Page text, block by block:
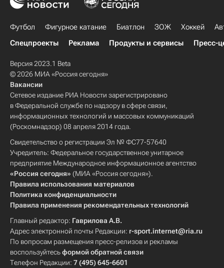
Футбол Фигурное катание Биатлон ЗОЖ Хоккей
Спецпроекты
Реклама Продукты и сервисы Пресс-
Версия 2023.1 Beta
© 2026 МИА «Россия сегодня»
Вакансии
Сетевое издание РИА Новости зарегистрировано
в Федеральной службе по надзору в сфере связи,
информационных технологий и массовых коммуникаций
(Роскомнадзор) 08 апреля 2014 года.
Свидетельство о регистрации Эл № ФС77-57640
Учредитель: Федеральное государственное унитарное
предприятие Международное информационное агентство
«Россия сегодня» (МИА «Россия сегодня»).
Правила использования материалов
Политика конфиденциальности
Правила применения рекомендательных технологий
Главный редактор: Гаврилова А.В.
Адрес электронной почты Редакции: r-sport.internet@ria.ru
По вопросам размещения пресс-релизов и рекламы
воспользуйтесьформой обратной связи
Телефон Редакции: 7 (495) 645-6601